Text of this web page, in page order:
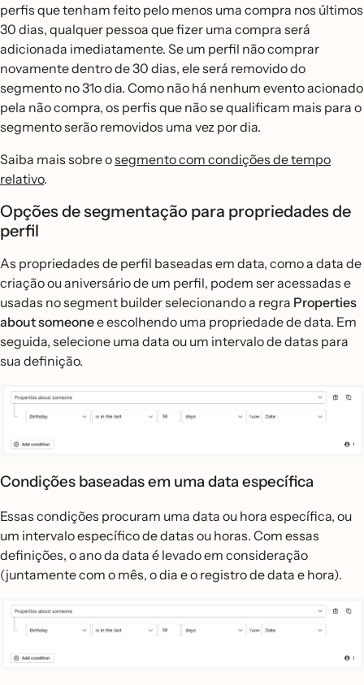
perfis que tenham feito pelo menos uma compra nos últimos
30 dias, qualquer pessoa que fizer uma compra será
adicionada imediatamente. Se um perfil não comprar
novamente dentro de 30 dias, ele será removido do
segmento no 31o dia. Como não há nenhum evento acionado
pela não compra, os perfis que não se qualificam mais para o
segmento serão removidos uma vez por dia.
Saiba mais sobre osegmento com condições de tempo
relativo.
Opções de segmentação para propriedades de
perfil
As propriedades de perfil baseadas em data, como a data de
criação ou aniversário de um perfil, podem ser acessadas e
usadas no segment builder selecionando a regra Properties
about someonee escolhendo uma propriedade de data. Em
seguida, selecione uma data ou um intervalo de datas para
sua definição.
Condições baseadas em uma data específica
Essas condições procuram uma data ou hora específica, ou
um intervalo específico de datas ou horas. Com essas
definições, o ano da data é levado em consideração
(juntamente com o mês, o dia e o registro de data e hora).